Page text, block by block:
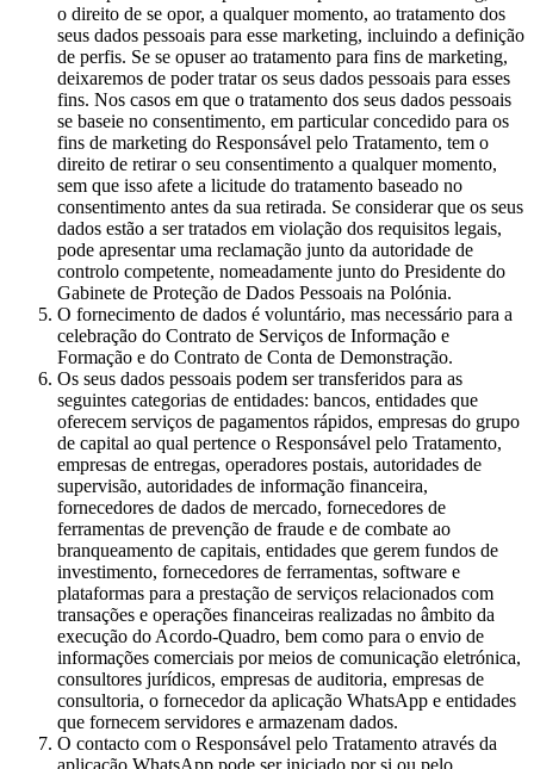
o direito de se opor, a qualquer momento, ao tratamento dos
seus dados pessoais para esse marketing, incluindo a definição
de perfis. Se se opuser ao tratamento para fins de marketing,
deixaremos de poder tratar os seus dados pessoais para esses
fins. Nos casos em que o tratamento dos seus dados pessoais
se baseie no consentimento, em particular concedido para os
fins de marketing do Responsável pelo Tratamento, tem o
direito de retirar o seu consentimento a qualquer momento,
sem que isso afete a licitude do tratamento baseado no
consentimento antes da sua retirada. Se considerar que os seus
dados estão a ser tratados em violação dos requisitos legais,
pode apresentar uma reclamação junto da autoridade de
controlo competente, nomeadamente junto do Presidente do
Gabinete de Proteção de Dados Pessoais na Polónia.
O fornecimento de dados é voluntário, mas necessário para a
celebração do Contrato de Serviços de Informação e
Formação e do Contrato de Conta de Demonstração.
Os seus dados pessoais podem ser transferidos para as
seguintes categorias de entidades: bancos, entidades que
oferecem serviços de pagamentos rápidos, empresas do grupo
de capital ao qual pertence o Responsável pelo Tratamento,
empresas de entregas, operadores postais, autoridades de
supervisão, autoridades de informação financeira,
fornecedores de dados de mercado, fornecedores de
ferramentas de prevenção de fraude e de combate ao
branqueamento de capitais, entidades que gerem fundos de
investimento, fornecedores de ferramentas, software e
plataformas para a prestação de serviços relacionados com
transações e operações financeiras realizadas no âmbito da
execução do Acordo-Quadro, bem como para o envio de
informações comerciais por meios de comunicação eletrónica,
consultores jurídicos, empresas de auditoria, empresas de
consultoria, o fornecedor da aplicação WhatsApp e entidades
que fornecem servidores e armazenam dados.
O contacto com o Responsável pelo Tratamento através da
aplicação WhatsApp pode ser iniciado por si ou pelo